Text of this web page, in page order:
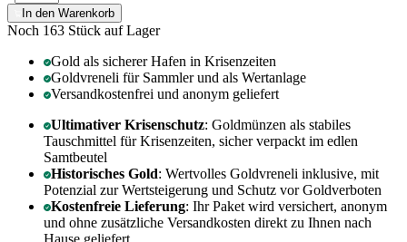
In den Warenkorb
Noch 163 Stück auf Lager
Gold als sicherer Hafen in Krisenzeiten
Goldvreneli für Sammler und als Wertanlage
Versandkostenfrei und anonym geliefert
Ultimativer Krisenschutz: Goldmünzen als stabiles
Tauschmittel für Krisenzeiten, sicher verpackt im edlen
Samtbeutel
Historisches Gold: Wertvolles Goldvreneli inklusive, mit
Potenzial zur Wertsteigerung und Schutz vor Goldverboten
Kostenfreie Lieferung: Ihr Paket wird versichert, anonym
und ohne zusätzliche Versandkosten direkt zu Ihnen nach